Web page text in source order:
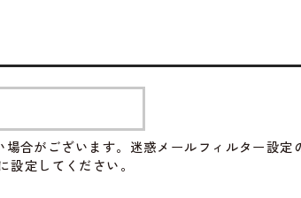
合がございます。迷惑メールフィルター設定
定してください。